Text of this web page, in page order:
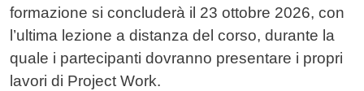
formazione si concluderà il 23 ottobre 2026, con
l’ultima lezione a distanza del corso, durante la
quale i partecipanti dovranno presentare i propri
lavori di Project Work.